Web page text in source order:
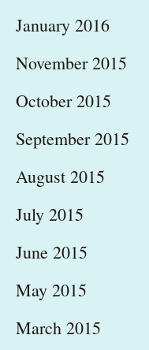
January 2016
November 2015
October 2015
September 2015
August 2015
July 2015
June 2015
May 2015
March 2015